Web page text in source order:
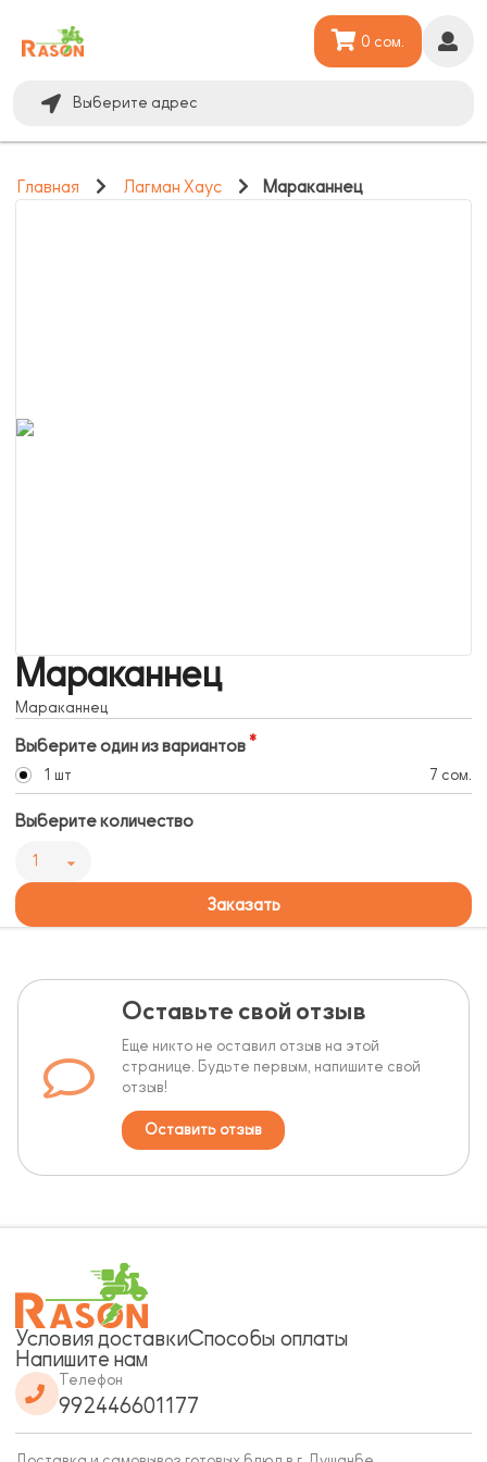
Выберите адрес
0 сом.
Главная Лагман Хаус Мараканнец
Мараканнец
Мараканнец
Выберите один из вариантов
1 шт 7 сом.
Выберите количество
1
Заказать
Оставьте свой отзыв
Еще никто не оставил отзыв на этой
странице. Будьте первым, напишите свой
отзыв!
Оставить отзыв
Условия доставкиСпособы оплаты
Напишите нам
Телефон
992446601177